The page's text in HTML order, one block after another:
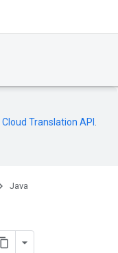
Cloud Translation API
Java